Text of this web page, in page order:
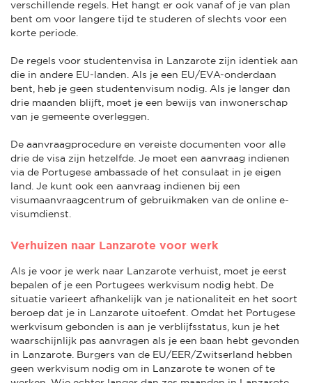
verschillende regels. Het hangt er ook vanaf of je van plan
bent om voor langere tijd te studeren of slechts voor een
korte periode.
De regels voor studentenvisa in Lanzarote zijn identiek aan
die in andere EU-landen. Als je een EU/EVA-onderdaan
bent, heb je geen studentenvisum nodig. Als je langer dan
drie maanden blijft, moet je een bewijs van inwonerschap
van je gemeente overleggen.
De aanvraagprocedure en vereiste documenten voor alle
drie de visa zijn hetzelfde. Je moet een aanvraag indienen
via de Portugese ambassade of het consulaat in je eigen
land. Je kunt ook een aanvraag indienen bij een
visumaanvraagcentrum of gebruikmaken van de online e-
visumdienst.
Verhuizen naar Lanzarote voor werk
Als je voor je werk naar Lanzarote verhuist, moet je eerst
bepalen of je een Portugees werkvisum nodig hebt. De
situatie varieert afhankelijk van je nationaliteit en het soort
beroep dat je in Lanzarote uitoefent. Omdat het Portugese
werkvisum gebonden is aan je verblijfsstatus, kun je het
waarschijnlijk pas aanvragen als je een baan hebt gevonden
in Lanzarote. Burgers van de EU/EER/Zwitserland hebben
geen werkvisum nodig om in Lanzarote te wonen of te